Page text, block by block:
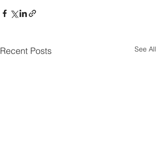
Recent Posts See All